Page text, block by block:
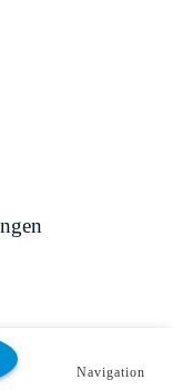
Navigation